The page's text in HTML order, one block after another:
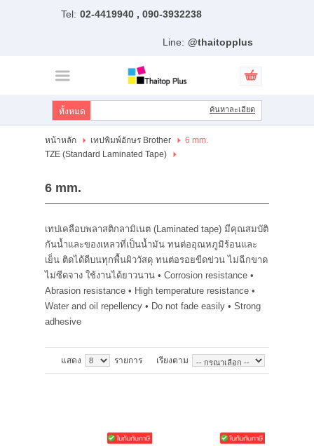
สมัครสมาชิก
สินค้าที่สนใจ
หน้าหลัก
แผนกสินค้า
บัญชีผู้ใช้
ขั้นตอนการสั่งซื้อ
คู่มือ และการรับประกัน
Tel: 02-4419940 , 090-3932238
Line: @thaitopplus
ค้นหาละเอียด
หน้าหลัก
เทปพิมพ์อักษร Brother
TZE (Standard Laminated Tape)
6 mm.
6 mm.
เทปเคลือบพลาสติกลามิเนต (Laminated tape) มีคุณสมบัติ
กันน้ำและของเหลวที่เป็นน้ำมัน ทนต่ออุณหภูมิร้อนและ
เย็น ติดได้ดีบนทุกพื้นผิววัสดุ ทนต่อรอยขีดข่วน ไม่ฉีกขาด
ไม่ซีดจาง ใช้งานได้ยาวนาน • Corrosion resistance •
Abrasion resistance • High temperature resistance •
Water and oil repellency • Do not fade easily • Strong
adhesive
เรียงตาม
แสดง รายการ